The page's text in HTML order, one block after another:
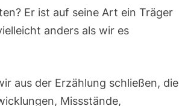
Er ist auf seine Art ein Träger
anders als wir es
aus der Erzählung schließen, die
Missstände,